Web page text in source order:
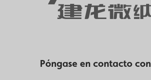
Póngase en contacto con